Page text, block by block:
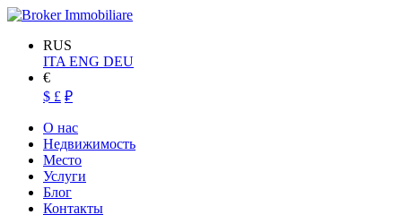
RUS
ITA ENG DEU
€
$ £ ₽
О нас
Недвижимость
Место
Услуги
Блог
Контакты